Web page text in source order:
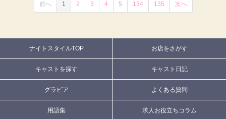
前へ 1 2 3 4 5 134 135 次へ
ナイトスタイルTOP お店をさがす
キャストを探す キャスト日記
グラビア よくある質問
用語集 求人お役立ちコラム